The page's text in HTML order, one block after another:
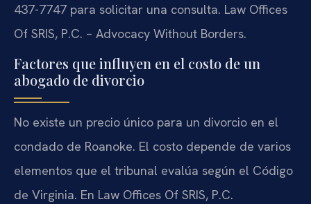
437-7747 para solicitar una consulta. Law Offices
Of SRIS, P.C. – Advocacy Without Borders.
Factores que influyen en el costo de un
abogado de divorcio
No existe un precio único para un divorcio en el
condado de Roanoke. El costo depende de varios
elementos que el tribunal evalúa según el Código
de Virginia. En Law Offices Of SRIS, P.C.